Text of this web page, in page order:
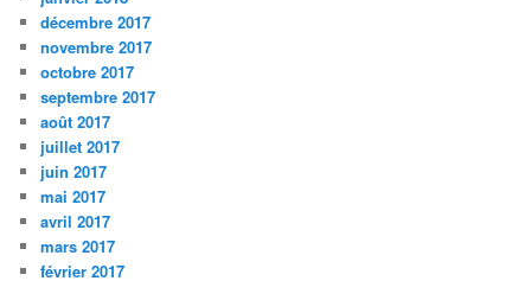
décembre 2017
novembre 2017
octobre 2017
septembre 2017
août 2017
juillet 2017
juin 2017
mai 2017
avril 2017
mars 2017
février 2017